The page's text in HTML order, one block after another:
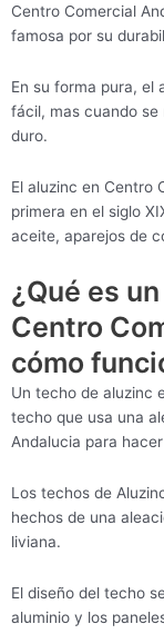
Centro Comercial
famosa por su
En su forma pura, el
fácil, mas cuando
duro.
El aluzinc en Centro
primera en el siglo
aceite, aparejos de
¿Qué es
Centro
cómo
Un techo de aluzinc
techo que usa una
Andalucia para
Los techos de
hechos de una
liviana.
El diseño del techo
aluminio y los